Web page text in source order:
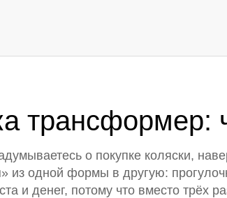
трансформер:
о покупке коляски,
из одной формы в другую:
и денег, потому что вместо трёх